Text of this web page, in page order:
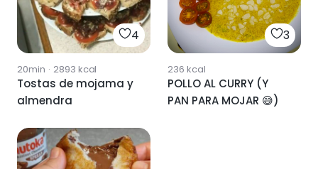
4
20min · 2893 kcal
Tostas de mojama y
almendra
3
236 kcal
POLLO AL CURRY (Y
PAN PARA MOJAR 😅)